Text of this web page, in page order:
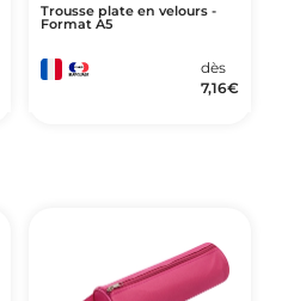
Trousse plate en velours -
Format A5
dès
7,16€